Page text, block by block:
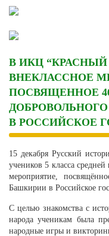
Skip
content
В ИКЦ “КРАСНЫЙ
ВНЕКЛАССНОЕ
ПОСВЯЩЕННОЕ
В РОССИЙСКОЕ
15 декабря Русский
учеников 5 класса
мероприятие,
Башкирии в Российское
С целью знакомства с
народа ученикам была
народные игры и